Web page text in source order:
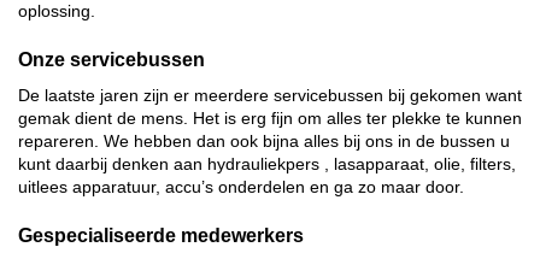
oplossing.
Onze servicebussen
De laatste jaren zijn er meerdere servicebussen bij gekomen want
gemak dient de mens. Het is erg fijn om alles ter plekke te kunnen
repareren. We hebben dan ook bijna alles bij ons in de bussen u
kunt daarbij denken aan hydrauliekpers , lasapparaat, olie, filters,
uitlees apparatuur, accu’s onderdelen en ga zo maar door.
Gespecialiseerde medewerkers